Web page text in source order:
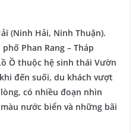
(Ninh Hải, Ninh Thuận).
Phan Rang – Tháp
Ồ thuộc hệ sinh thái Vườn
đến suối, du khách vượt
có nhiều đoạn nhìn
nước biển và những bãi